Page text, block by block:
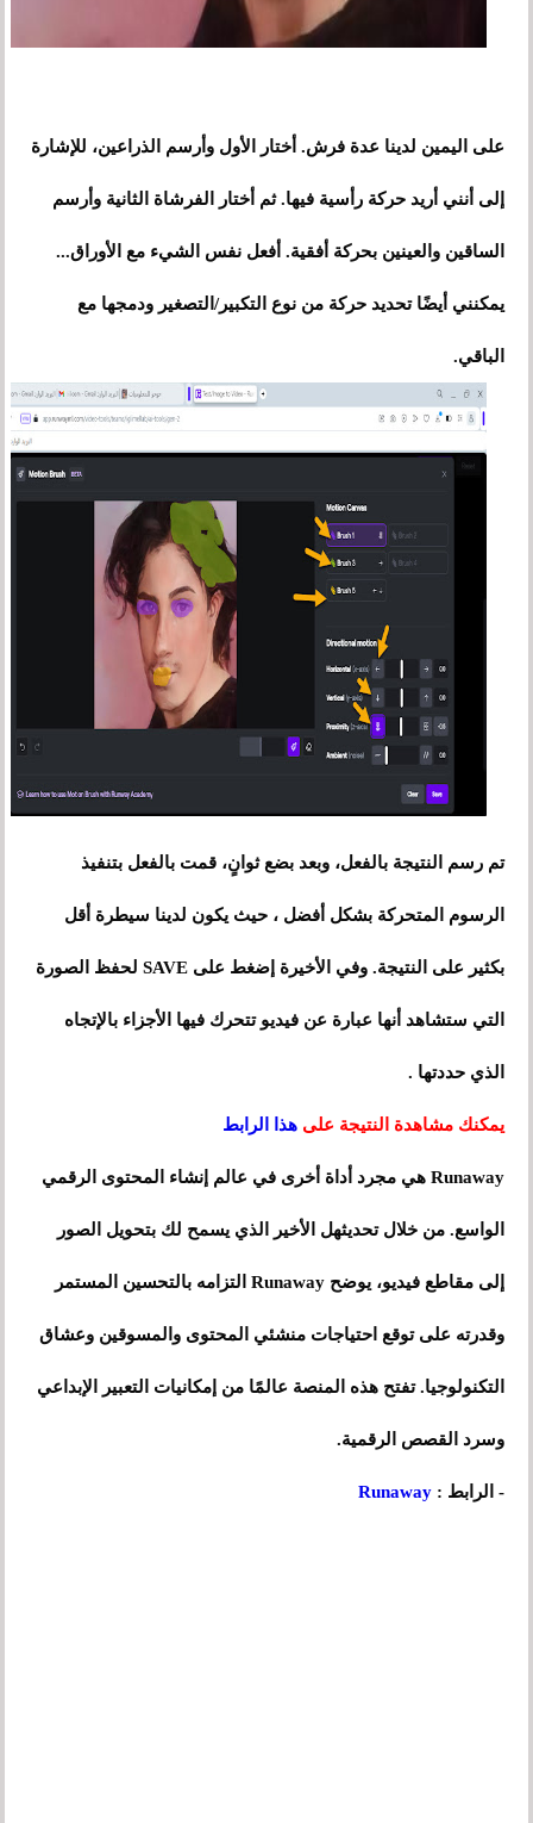
على اليمين لدينا عدة فرش. أختار الأول وأرسم الذراعين، للإشارة
إلى أنني أريد حركة رأسية فيها. ثم أختار الفرشاة الثانية وأرسم
الساقين والعينين بحركة أفقية. أفعل نفس الشيء مع الأوراق...
يمكنني أيضًا تحديد حركة من نوع التكبير/التصغير ودمجها مع
الباقي.
تم رسم النتيجة بالفعل، وبعد بضع ثوانٍ، قمت بالفعل بتنفيذ
الرسوم المتحركة بشكل أفضل ، حيث يكون لدينا سيطرة أقل
بكثير على النتيجة. وفي الأخيرة إضغط على SAVE لحفظ الصورة
التي ستشاهد أنها عبارة عن فيديو تتحرك فيها الأجزاء بالإتجاه
الذي حددتها .
يمكنك مشاهدة النتيجة علىهذا الرابط
Runaway هي مجرد أداة أخرى في عالم إنشاء المحتوى الرقمي
الواسع. من خلال تحديثهل الأخير الذي يسمح لك بتحويل الصور
إلى مقاطع فيديو، يوضح Runaway التزامه بالتحسين المستمر
وقدرته على توقع احتياجات منشئي المحتوى والمسوقين وعشاق
التكنولوجيا. تفتح هذه المنصة عالمًا من إمكانيات التعبير الإبداعي
وسرد القصص الرقمية.
- الرابط :Runaway